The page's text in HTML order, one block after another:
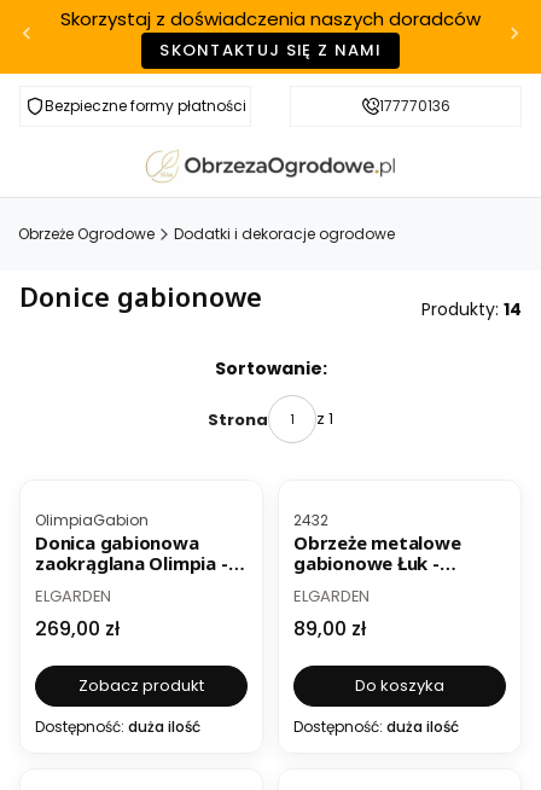
Skorzystaj z doświadczenia naszych doradców
SKONTAKTUJ SIĘ Z NAMI
Bezpieczne formy płatności Szybka realizacja
177770136
Obrzeże Ogrodowe Dodatki i dekoracje ogrodowe
Donice gabionowe Produkty: 14
Sortowanie:
Strona z 1
Kod produktu
OlimpiaGabion
Donica gabionowa
zaokrąglana Olimpia -
kolor srebrny
PRODUCENT
ELGARDEN
Cena
269,00 zł
Zobacz produkt
Dostępność: duża ilość
Kod produktu
2432
Obrzeże metalowe
gabionowe Łuk -
ocynk
PRODUCENT
ELGARDEN
Cena
89,00 zł
Do koszyka
Dostępność: duża ilość